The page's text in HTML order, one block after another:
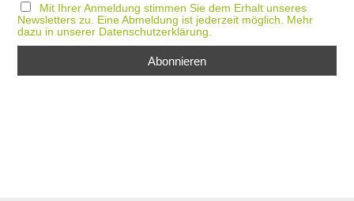
Mit Ihrer Anmeldung stimmen Sie dem Erhalt unseres
Newsletters zu. Eine Abmeldung ist jederzeit möglich. Mehr
dazu in unserer Datenschutzerklärung.